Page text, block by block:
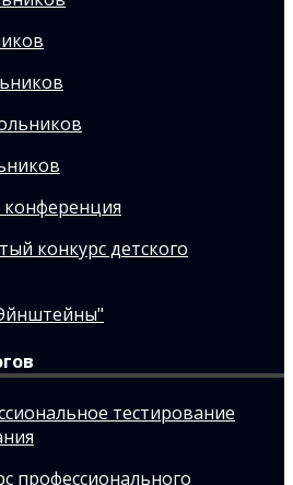
конференция
конкурс детского
тестирование
профессионального